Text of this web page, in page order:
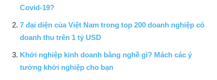
Covid-19?
7 đại diện của Việt Nam trong top 200 doanh nghiệp có
doanh thu trên 1 tỷ USD
Khởi nghiệp kinh doanh bằng nghề gì? Mách các ý
tưởng khởi nghiệp cho bạn